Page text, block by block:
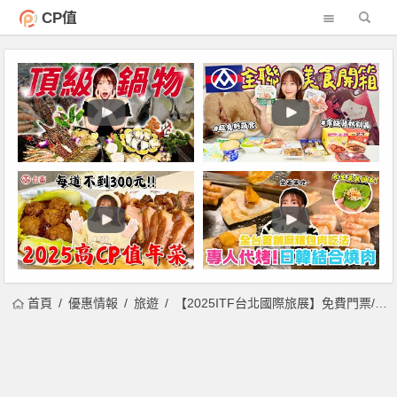
CP值
首頁 優惠情報 旅遊 【2025ITF台北國際旅展】免費門票/時間地點/優惠活動/交通，南港展覽館登場！